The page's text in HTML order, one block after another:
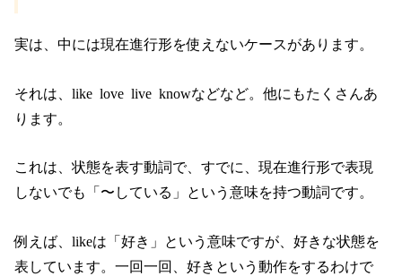
実は、中には現在進行形を使えないケースがあります。
それは、like love live knowなどなど。他にもたくさんあ
ります。
これは、状態を表す動詞で、すでに、現在進行形で表現
しないでも「〜している」という意味を持つ動詞です。
例えば、likeは「好き」という意味ですが、好きな状態を
表しています。一回一回、好きという動作をするわけで